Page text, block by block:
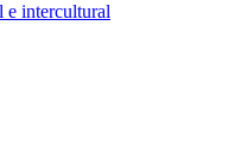
e intercultural